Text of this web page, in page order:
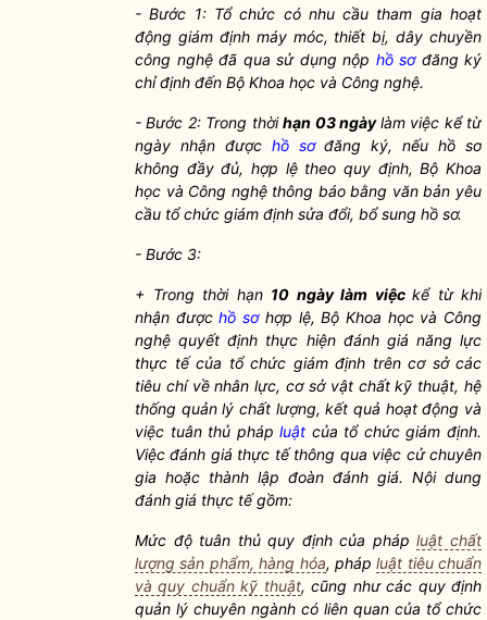
-Bước 1: Tổ chức có nhu cầu tham gia hoạt
động giám định máy móc, thiết bị, dây chuyền
công nghệ đã qua sử dụng nộp hồ sơđăng ký
chỉ định đến Bộ Khoa học và Công nghệ.
-Bước 2: Trong thờihạn 03 ngàylàm việc kể từ
ngày nhận được hồ sơđăng ký, nếuhồ sơ
không đầy đủ, hợp lệ theo quy định, Bộ Khoa
học và Công nghệ thông báo bằng văn bản yêu
cầu tổ chức giám định sửa đổi, bổ sung hồ sơ.
- Bước 3:
+ Trong thời hạn 10 ngày làm việc kể từ khi
nhận đượchồ sơhợp lệ, Bộ Khoa học và Công
nghệ quyết định thực hiện đánh giá năng lực
thực tế của tổ chức giám định trên cơ sở các
tiêu chí về nhân lực, cơ sở vật chất kỹ thuật, hệ
thống quản lý chất lượng, kết quả hoạt động và
việc tuân thủ phápluật của tổ chức giám định.
Việc đánh giá thực tế thông qua việc cử chuyên
gia hoặc thành lập đoàn đánh giá. Nội dung
đánh giá thực tế gồm:
Mức độ tuân thủ quy định của phápluật chất
lượng sản phẩm, hàng hóa, phápluật tiêu chuẩn
và quy chuẩn kỹ thuật, cũng như các quy định
quản lý chuyên ngành có liên quan của tổ chức